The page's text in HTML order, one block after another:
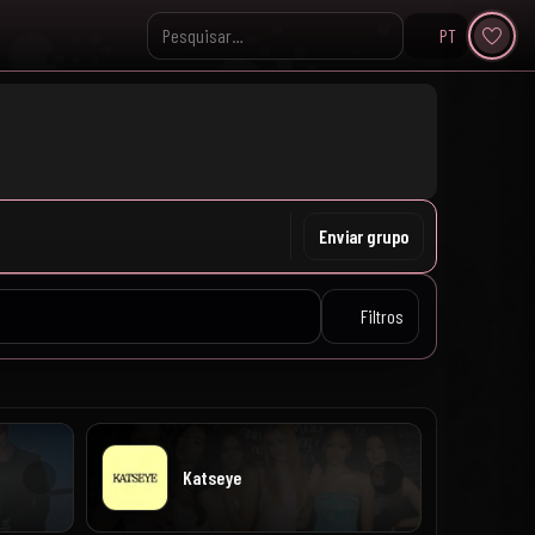
Pesquisar no KpopVisage
PT
Enviar grupo
Filtros
Katseye